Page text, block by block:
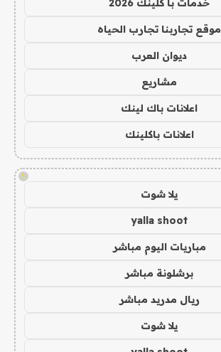
خدمات با كلينك 2026
موقع تجاربنا تجارب الحياه
ديوان العرب
مشاريع
اعلانات باك لينك
اعلانات باكلينك
!
يلا شوت
yalla shoot
مباريات اليوم مباشر
برشلونة مباشر
ريال مدريد مباشر
يلا شوت